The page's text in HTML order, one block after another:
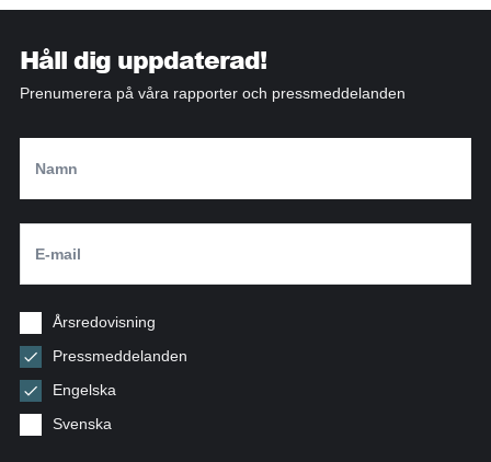
Håll dig uppdaterad!
Prenumerera på våra rapporter och pressmeddelanden
Årsredovisning
Pressmeddelanden
Engelska
Svenska